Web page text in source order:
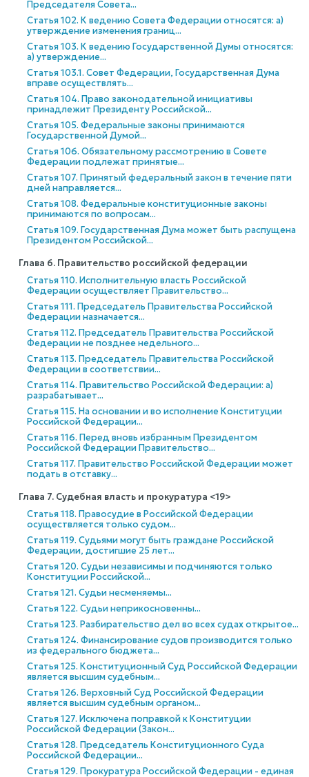
Председателя Совета...
Статья 102. К ведению Совета Федерации относятся: а)
утверждение изменения границ...
Статья 103. К ведению Государственной Думы относятся:
а) утверждение...
Статья 103.1. Совет Федерации, Государственная Дума
вправе осуществлять...
Статья 104. Право законодательной инициативы
принадлежит Президенту Российской...
Статья 105. Федеральные законы принимаются
Государственной Думой...
Статья 106. Обязательному рассмотрению в Совете
Федерации подлежат принятые...
Статья 107. Принятый федеральный закон в течение пяти
дней направляется...
Статья 108. Федеральные конституционные законы
принимаются по вопросам...
Статья 109. Государственная Дума может быть распущена
Президентом Российской...
Глава 6. Правительство российской федерации
Статья 110. Исполнительную власть Российской
Федерации осуществляет Правительство...
Статья 111. Председатель Правительства Российской
Федерации назначается...
Статья 112. Председатель Правительства Российской
Федерации не позднее недельного...
Статья 113. Председатель Правительства Российской
Федерации в соответствии...
Статья 114. Правительство Российской Федерации: а)
разрабатывает...
Статья 115. На основании и во исполнение Конституции
Российской Федерации...
Статья 116. Перед вновь избранным Президентом
Российской Федерации Правительство...
Статья 117. Правительство Российской Федерации может
подать в отставку...
Глава 7. Судебная власть и прокуратура <19>
Статья 118. Правосудие в Российской Федерации
осуществляется только судом...
Статья 119. Судьями могут быть граждане Российской
Федерации, достигшие 25 лет...
Статья 120. Судьи независимы и подчиняются только
Конституции Российской...
Статья 121. Судьи несменяемы...
Статья 122. Судьи неприкосновенны...
Статья 123. Разбирательство дел во всех судах открытое...
Статья 124. Финансирование судов производится только
из федерального бюджета...
Статья 125. Конституционный Суд Российской Федерации
является высшим судебным...
Статья 126. Верховный Суд Российской Федерации
является высшим судебным органом...
Статья 127. Исключена поправкой к Конституции
Российской Федерации (Закон...
Статья 128. Председатель Конституционного Суда
Российской Федерации...
Статья 129. Прокуратура Российской Федерации - единая